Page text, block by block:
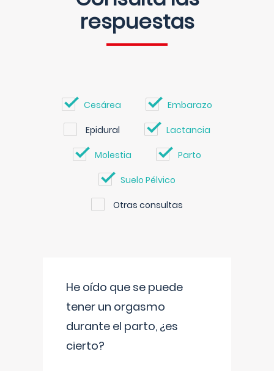
respuestas
Cesárea Embarazo
Epidural Lactancia
Molestia Parto
Suelo Pélvico
Otras consultas
He oído que se puede
tener un orgasmo
durante el parto, ¿es
cierto?